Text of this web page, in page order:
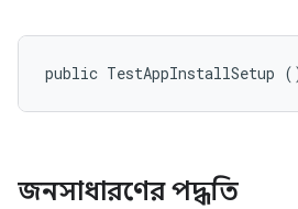
public TestAppInstallSetup
জনসাধারণের পদ্ধতি